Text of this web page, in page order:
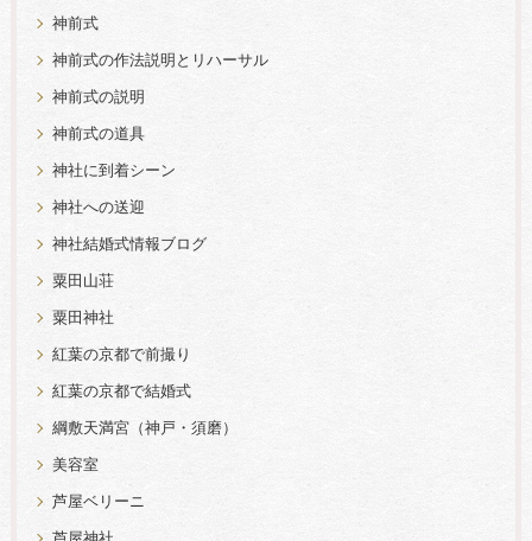
神前式
神前式の作法説明とリハーサル
神前式の説明
神前式の道具
神社に到着シーン
神社への送迎
神社結婚式情報ブログ
粟田山荘
粟田神社
紅葉の京都で前撮り
紅葉の京都で結婚式
綱敷天満宮（神戸・須磨）
美容室
芦屋ベリーニ